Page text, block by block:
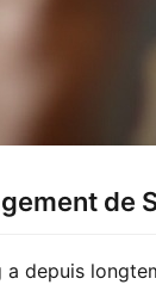
de
a depuis